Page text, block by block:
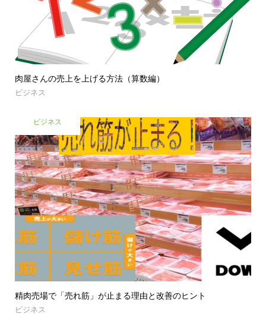
肉屋さんの売上を上げる方法（算数編）
ビジネス
ビジネス
精肉売場で「売れ筋」が止まる理由と改善のヒント
ビジネス